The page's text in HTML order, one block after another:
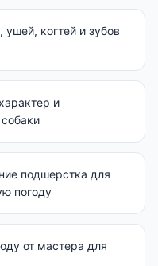
ушей, когтей и зубов
и
подшерстка для
погоду
от мастера для